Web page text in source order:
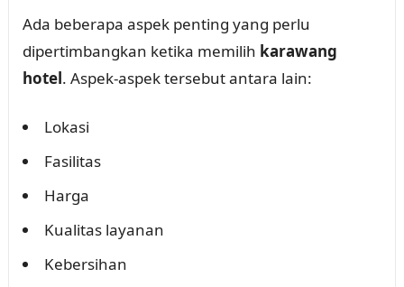
Ada beberapa aspek penting yang perlu
dipertimbangkan ketika memilih karawang
hotel. Aspek-aspek tersebut antara lain:
Lokasi
Fasilitas
Harga
Kualitas layanan
Kebersihan